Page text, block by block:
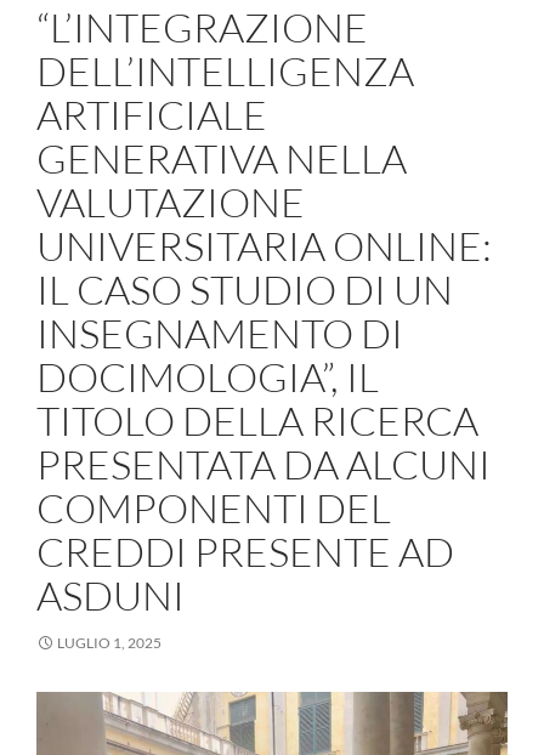
“L’INTEGRAZIONE
DELL’INTELLIGENZA
ARTIFICIALE
GENERATIVA NELLA
VALUTAZIONE
UNIVERSITARIA ONLINE:
IL CASO STUDIO DI UN
INSEGNAMENTO DI
DOCIMOLOGIA”, IL
TITOLO DELLA RICERCA
PRESENTATA DA ALCUNI
COMPONENTI DEL
CREDDI PRESENTE AD
ASDUNI
LUGLIO 1, 2025